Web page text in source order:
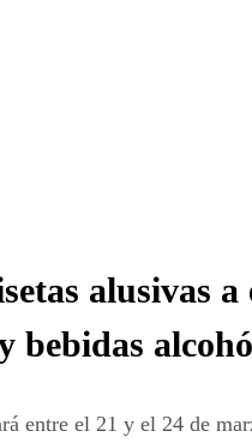
alusivas
bebidas
entre el 21 y el 24 de